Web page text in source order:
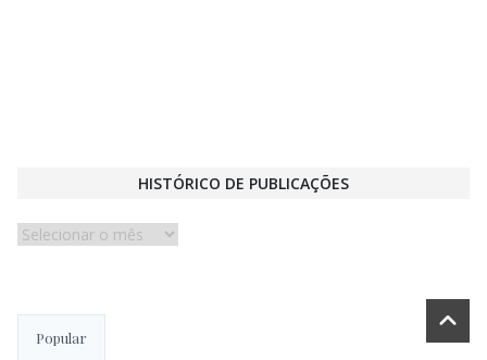
HISTÓRICO DE PUBLICAÇÕES
Histórico
Popular